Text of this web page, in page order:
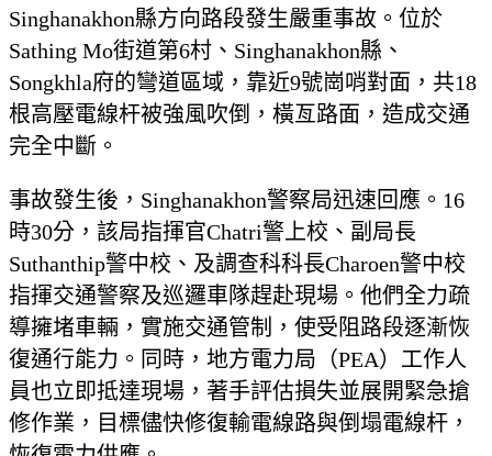
Singhanakhon縣方向路段發生嚴重事故。位於
Sathing Mo街道第6村、Singhanakhon縣、
Songkhla府的彎道區域，靠近9號崗哨對面，共18
根高壓電線杆被強風吹倒，橫亙路面，造成交通
完全中斷。
事故發生後，Singhanakhon警察局迅速回應。16
時30分，該局指揮官Chatri警上校、副局長
Suthanthip警中校、及調查科科長Charoen警中校
指揮交通警察及巡邏車隊趕赴現場。他們全力疏
導擁堵車輛，實施交通管制，使受阻路段逐漸恢
復通行能力。同時，地方電力局（PEA）工作人
員也立即抵達現場，著手評估損失並展開緊急搶
修作業，目標儘快修復輸電線路與倒塌電線杆，